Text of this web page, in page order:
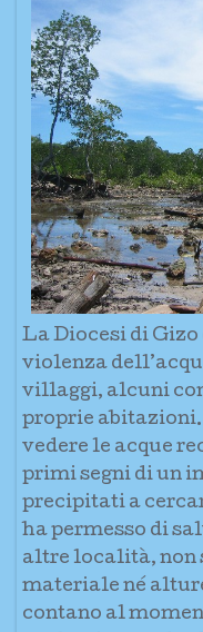
La Diocesi di
violenza
villaggi, alcuni
proprie abitazioni.
vedere le acque
primi segni di un
precipitati a
ha permesso di
altre località, non
materiale né
contano al